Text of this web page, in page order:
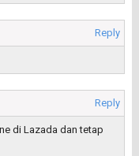
Reply
Reply
di Lazada dan tetap